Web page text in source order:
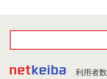
利用者数